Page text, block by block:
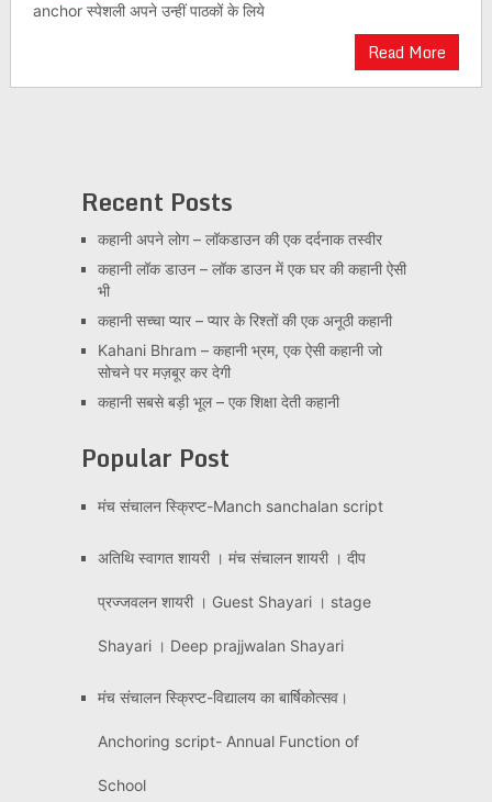
anchor स्पेशली अपने उन्हीं पाठकों के लिये
Read More
Recent Posts
कहानी अपने लोग – लॉकडाउन की एक दर्दनाक तस्वीर
कहानी लॉक डाउन – लॉक डाउन में एक घर की कहानी ऐसी
भी
कहानी सच्चा प्यार – प्यार के रिश्तों की एक अनूठी कहानी
Kahani Bhram – कहानी भ्रम, एक ऐसी कहानी जो
सोचने पर मज़बूर कर देगी
कहानी सबसे बड़ी भूल – एक शिक्षा देती कहानी
Popular Post
मंच संचालन स्क्रिप्ट-Manch sanchalan script
अतिथि स्वागत शायरी । मंच संचालन शायरी । दीप
प्रज्जवलन शायरी । Guest Shayari । stage
Shayari । Deep prajjwalan Shayari
मंच संचालन स्क्रिप्ट-विद्यालय का बार्षिकोत्सव।
Anchoring script- Annual Function of
School